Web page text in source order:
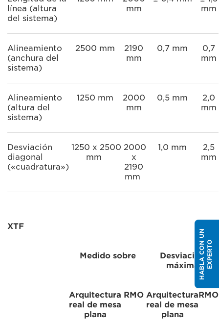
línea (altura
del sistema)
mm
mm
Alineamiento
(anchura del
sistema)
2500 mm
2190
mm
0,7 mm
0,7
mm
Alineamiento
(altura del
sistema)
1250 mm
2000
mm
0,5 mm
2,0
mm
Desviación
diagonal
(«cuadratura»)
1250 x 2500
mm
2000
x
2190
mm
1,0 mm
2,5
mm
XTF
Medido sobre
Desviación
máxima
Arquitectura
real de mesa
plana
RMO Arquitectura
real de mesa
plana
RMO
H
A
B
L
A
C
ON
U
N
E
X
P
E
R
TO